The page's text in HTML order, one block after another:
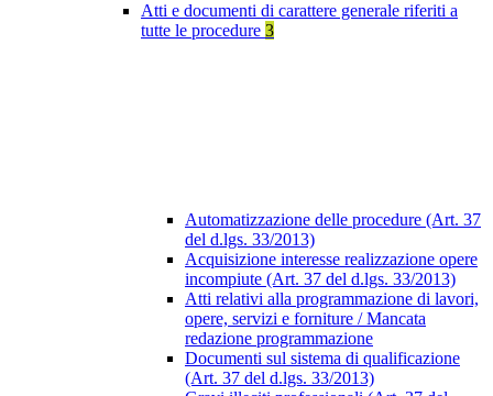
Atti e documenti di carattere generale riferiti a
tutte le procedure 3
Automatizzazione delle procedure (Art. 37
del d.lgs. 33/2013)
Acquisizione interesse realizzazione opere
incompiute (Art. 37 del d.lgs. 33/2013)
Atti relativi alla programmazione di lavori,
opere, servizi e forniture / Mancata
redazione programmazione
Documenti sul sistema di qualificazione
(Art. 37 del d.lgs. 33/2013)